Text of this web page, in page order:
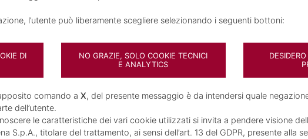
tuo
l’utente può liberamente scegliere selezionando i seguenti bottoni:
DI
NO GRAZIE, SOLO COOKIE TECNICI
E ANALYTICS
comando a X, del presente messaggio è da intendersi quale
dell’utente.
le caratteristiche dei vari cookie utilizzati si invita a pendere visione
S.p.A., titolare del trattamento, ai sensi dell’art. 13 del GDPR, presente alla